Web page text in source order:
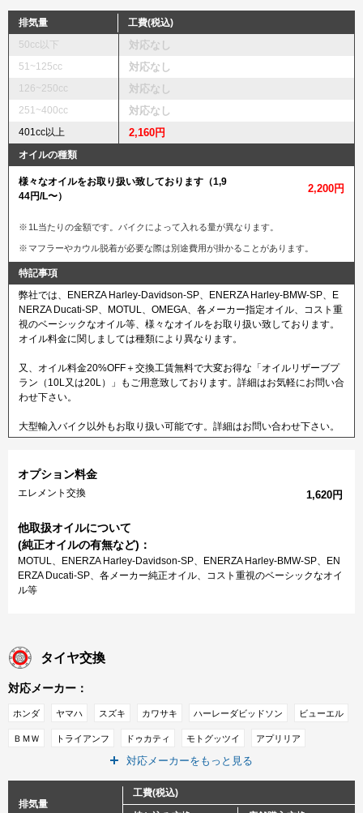
排気量
工費(税込)
50cc以下
対応なし
51~125cc 対応なし
126~250cc 対応なし
251~400cc 対応なし
401cc以上 2,160円
オイルの種類
様々なオイルをお取り扱い致しております（1,9
44円/L〜）
2,200円
1L当たりの金額です。バイクによって入れる量が異なります。
マフラーやカウル脱着が必要な際は別途費用が掛かることがあります。
特記事項
弊社では、ENERZA Harley-Davidson-SP、ENERZA Harley-BMW-SP、E
NERZA Ducati-SP、MOTUL、OMEGA、各メーカー指定オイル、コスト重
視のベーシックなオイル等、様々なオイルをお取り扱い致しております。
オイル料金に関しましては種類により異なります。
又、オイル料金20%OFF＋交換工賃無料で大変お得な「オイルリザーブプ
ラン（10L又は20L）」もご用意致しております。詳細はお気軽にお問い合
わせ下さい。
大型輸入バイク以外もお取り扱い可能です。詳細はお問い合わせ下さい。
オプション料金
エレメント交換 1,620円
他取扱オイルについて
(純正オイルの有無など)：
MOTUL、ENERZA Harley-Davidson-SP、ENERZA Harley-BMW-SP、EN
ERZA Ducati-SP、各メーカー純正オイル、コスト重視のベーシックなオイ
ル等
タイヤ交換
対応メーカー：
ホンダ ヤマハ スズキ カワサキ ハーレーダビッドソン ビューエル
ＢＭＷ トライアンフ ドゥカティ モトグッツイ アプリリア
インディアン
対応メーカーをもっと見る
排気量
工費(税込)